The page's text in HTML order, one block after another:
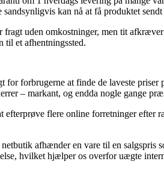
kan nå at få produktet
fragt uden omkostninger, men tit
til et afhentningssted.
for forbrugerne at finde de laveste
– markant, og endda nogle gange
efterprøve flere online forretninger efter
afhænder en vare til en salgspris
hvilket hjælper os overfor uægte